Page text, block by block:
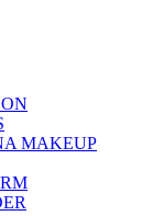
MAKEUP